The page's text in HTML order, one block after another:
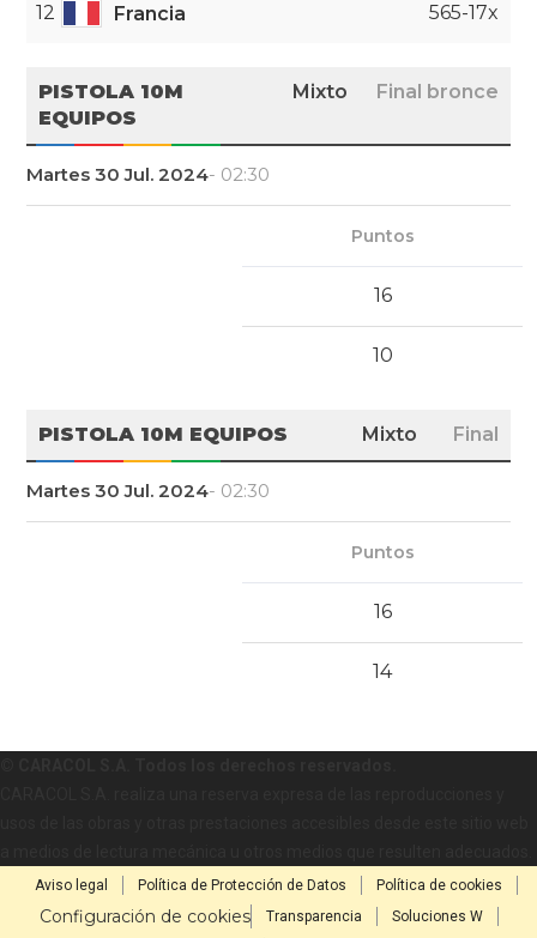
12 Francia 565-17x
PISTOLA 10M
EQUIPOS
Mixto Final bronce
Martes 30 Jul. 2024- 02:30
Puntos
16
10
PISTOLA 10M EQUIPOS Mixto Final
Martes 30 Jul. 2024- 02:30
Puntos
16
14
Aviso legal Política de Protección de Datos Política de cookies
Configuración de cookies Transparencia
Soluciones W